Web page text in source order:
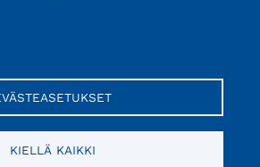
KIELLÄ KAIKKI